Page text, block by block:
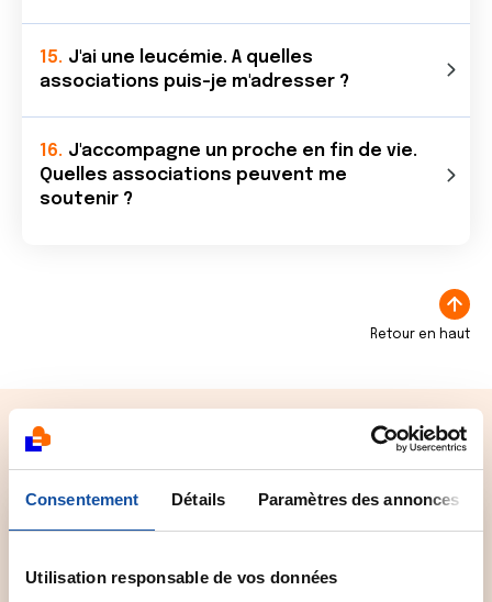
Consentement Détails Paramètres des annonces
Utilisation responsable de vos données
J'ai une leucémie. A quelles
associations puis-je m'adresser ?
J'accompagne un proche en fin de vie.
Quelles associations peuvent me
soutenir ?
Retour en haut
J'ai une question